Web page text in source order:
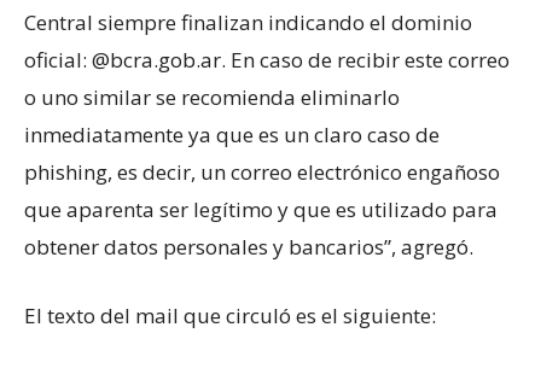
Central siempre finalizan indicando el dominio
oficial: @bcra.gob.ar. En caso de recibir este correo
o uno similar se recomienda eliminarlo
inmediatamente ya que es un claro caso de
phishing, es decir, un correo electrónico engañoso
que aparenta ser legítimo y que es utilizado para
obtener datos personales y bancarios”, agregó.
El texto del mail que circuló es el siguiente: